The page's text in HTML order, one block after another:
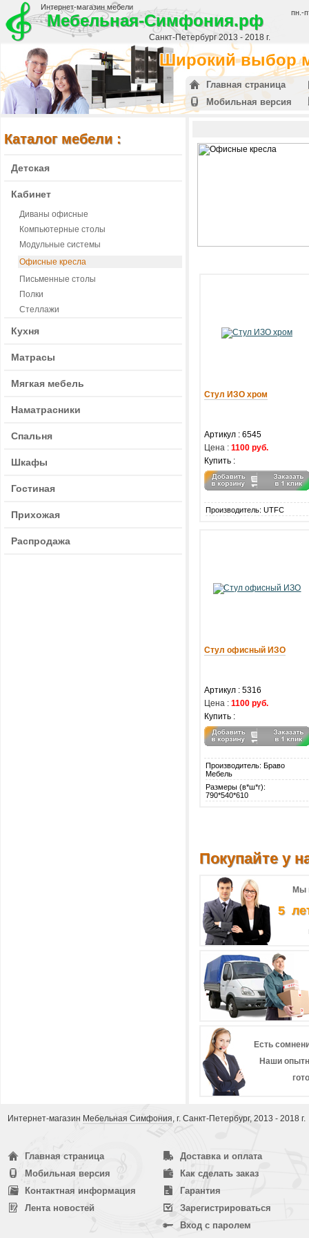
Интернет-магазин мебели
Мебельная-Симфония.рф
Санкт-Петербург 2013 - 2018 г.
пн.-
Широкий выбор
Главная страница
Мобильная версия
Каталог мебели :
Детская
Кабинет
Диваны офисные
Компьютерные столы
Модульные системы
Офисные кресла
Письменные столы
Полки
Стеллажи
Кухня
Матрасы
Мягкая мебель
Наматрасники
Спальня
Шкафы
Гостиная
Прихожая
Распродажа
Стул ИЗО хром
Артикул : 6545
Цена : 1100 руб.
Купить :
Производитель: UTFC
Стул офисный ИЗО
Артикул : 5316
Цена : 1100 руб.
Купить :
Производитель: Браво
Мебель
Размеры (в*ш*г):
790*540*610
Покупайте у
Мы
5
Есть
Наши
Интернет-магазин Мебельная Симфония, г. Санкт-Петербург, 2013 - 2018 г.
Главная страница
Мобильная версия
Контактная информация
Лента новостей
Доставка и оплата
Как сделать заказ
Гарантия
Зарегистрироваться
Вход с паролем